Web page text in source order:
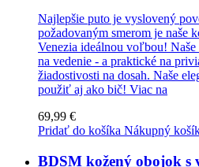
Najlepšie puto je vyslovený
požadovaným smerom je naše
Venezia ideálnou voľbou!
na vedenie - a praktické na
žiadostivosti na dosah. Naše
použiť aj ako bič! Viac na
69,99 €
Pridať do košíka Nákupný
BDSM kožený obojok s